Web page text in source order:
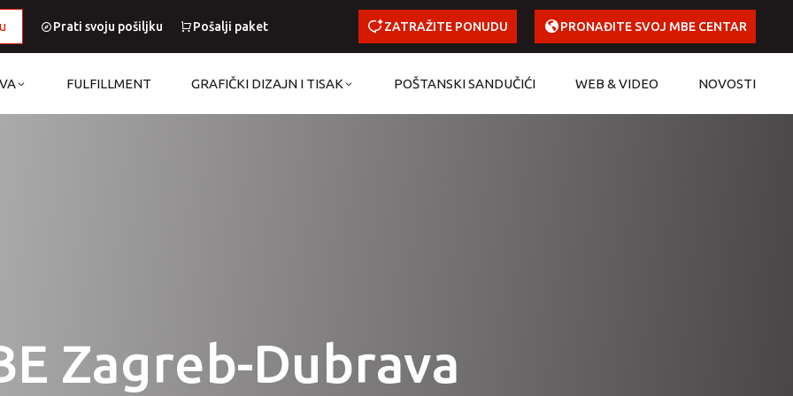
Prati svoju pošiljku Pošalji paket ZATRAŽITE PONUDU PRONAĐITE SVOJ MBE CENTAR
FULFILLMENT GRAFIČKI DIZAJN I TISAK POŠTANSKI SANDUČIĆI WEB & VIDEO NOVOSTI
Zagreb-Dubrava